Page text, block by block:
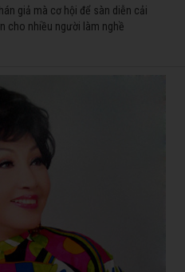
giả mà cơ hội để sàn diễn cải
cho nhiều người làm nghề